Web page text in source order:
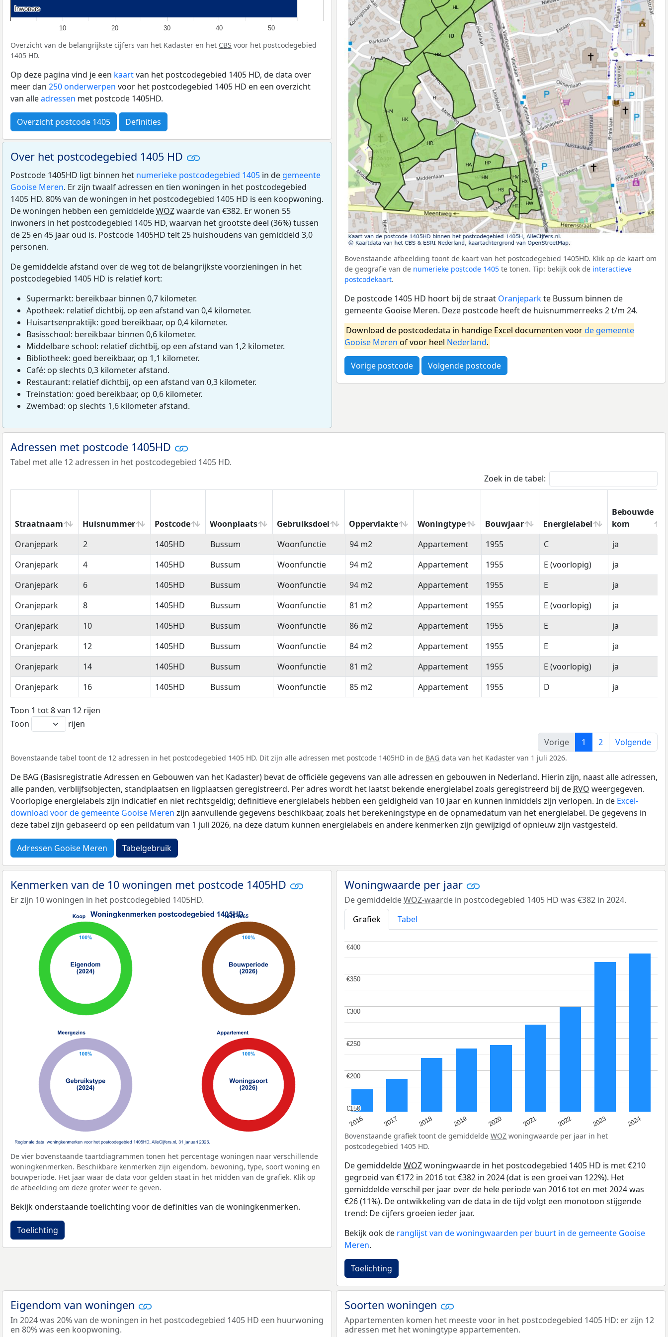
10 20 30 40 50
Inwoners
Inwoners
Overzicht van de belangrijkste cijfers van het Kadaster en het CBS voor het postcodegebied
1405 HD.
Op deze pagina vind je een kaartvan het postcodegebied 1405 HD, de data over
meer dan 250 onderwerpen voor het postcodegebied 1405 HD en een overzicht
van alleadressen met postcode 1405HD.
Overzicht postcode 1405 Definities
Over het postcodegebied 1405 HD
Postcode 1405HD ligt binnen het numerieke postcodegebied 1405 in de gemeente
Gooise Meren. Er zijn twaalf adressen en tien woningen in het postcodegebied
1405 HD. 80% van de woningen in het postcodegebied 1405 HD is een koopwoning.
De woningen hebben een gemiddeldeWOZwaarde van €382. Er wonen 55
inwoners in het postcodegebied 1405 HD, waarvan het grootste deel (36%) tussen
de 25 en 45 jaar oud is. Postcode 1405HD telt 25 huishoudens van gemiddeld 3,0
personen.
De gemiddelde afstand over de weg tot de belangrijkste voorzieningen in het
postcodegebied 1405 HD is relatief kort:
Supermarkt: bereikbaar binnen 0,7 kilometer.
Apotheek: relatief dichtbij, op een afstand van 0,4 kilometer.
Huisartsenpraktijk: goed bereikbaar, op 0,4 kilometer.
Basisschool: bereikbaar binnen 0,6 kilometer.
Middelbare school: relatief dichtbij, op een afstand van 1,2 kilometer.
Bibliotheek: goed bereikbaar, op 1,1 kilometer.
Café: op slechts 0,3 kilometer afstand.
Restaurant: relatief dichtbij, op een afstand van 0,3 kilometer.
Treinstation: goed bereikbaar, op 0,6 kilometer.
Zwembad: op slechts 1,6 kilometer afstand.
Bovenstaande afbeelding toont de kaart van het postcodegebied 1405HD. Klik op de kaart om
de geografie van de numerieke postcode 1405 te tonen. Tip: bekijk ook de interactieve
postcodekaart.
De postcode 1405 HD hoort bij de straat Oranjeparkte Bussum binnen de
gemeente Gooise Meren. Deze postcode heeft de huisnummerreeks 2 t/m 24.
Download de postcodedata in handige Excel documenten voorde gemeente
Gooise Meren of voor heel Nederland.
Vorige postcode Volgende postcode
Adressen met postcode 1405HD
Tabel met alle 12 adressen in het postcodegebied 1405 HD.
Zoek in de tabel:
Straatnaam Huisnummer Postcode Woonplaats Gebruiksdoel Oppervlakte Woningtype Bouwjaar Energielabel
Bebouwde
kom
Straatnaam
Huisnummer Postcode Woonplaats Gebruiksdoel Oppervlakte Woningtype Bouwjaar Energielabel
Bebouwde
kom
Oranjepark 2 1405HD Bussum Woonfunctie 94 m2 Appartement 1955 C
ja
Oranjepark
4 1405HD Bussum Woonfunctie 94 m2 Appartement 1955 E (voorlopig)
ja
Oranjepark
6 1405HD Bussum Woonfunctie 94 m2 Appartement 1955 E
ja
Oranjepark
8 1405HD Bussum Woonfunctie 81 m2 Appartement 1955 E (voorlopig)
ja
Oranjepark
10 1405HD Bussum Woonfunctie 86 m2 Appartement 1955 E
ja
Oranjepark
12 1405HD Bussum Woonfunctie 84 m2 Appartement 1955 E
ja
Oranjepark
14 1405HD Bussum Woonfunctie 81 m2 Appartement 1955 E (voorlopig)
ja
Oranjepark
16 1405HD Bussum Woonfunctie 85 m2 Appartement 1955 D ja
Toon 1 tot 8 van 12 rijen
Toon
rijen
Vorige
1 2 Volgende
Bovenstaande tabel toont de 12 adressen in het postcodegebied 1405 HD. Dit zijn alle adressen met postcode 1405HD in de BAG data van het Kadaster van 1 juli 2026.
De BAG (Basisregistratie Adressen en Gebouwen van het Kadaster) bevat de officiële gegevens van alle adressen en gebouwen in Nederland. Hierin zijn, naast alle adressen,
alle panden, verblijfsobjecten, standplaatsen en ligplaatsen geregistreerd. Per adres wordt het laatst bekende energielabel zoals geregistreerd bij de RVO weergegeven.
Voorlopige energielabels zijn indicatief en niet rechtsgeldig; definitieve energielabels hebben een geldigheid van 10 jaar en kunnen inmiddels zijn verlopen. In de Excel-
download voor de gemeente Gooise Meren zijn aanvullende gegevens beschikbaar, zoals het berekeningstype en de opnamedatum van het energielabel. De gegevens in
deze tabel zijn gebaseerd op een peildatum van 1 juli 2026, na deze datum kunnen energielabels en andere kenmerken zijn gewijzigd of opnieuw zijn vastgesteld.
Adressen Gooise Meren Tabelgebruik
Kenmerken van de 10 woningen met postcode 1405HD
Er zijn 10 woningen in het postcodegebied 1405HD.
De vier bovenstaande taartdiagrammen tonen het percentage woningen naar verschillende
woningkenmerken. Beschikbare kenmerken zijn eigendom, bewoning, type, soort woning en
bouwperiode. Het jaar waar de data voor gelden staat in het midden van de grafiek. Klik op
de afbeelding om deze groter weer te geven.
Bekijk onderstaande toelichting voor de definities van de woningkenmerken.
Toelichting
Woningwaarde per jaar
De gemiddeldeWOZ-waarde in postcodegebied 1405 HD was €382 in 2024.
Grafiek
Tabel
2016 2017 2018 2019 2020 2021 2022 2023 2024
€150
€150
€200
€200
€250
€250
€300
€300
€350
€350
€400
€400
Bovenstaande grafiek toont de gemiddelde WOZ woningwaarde per jaar in het
postcodegebied 1405 HD.
De gemiddeldeWOZwoningwaarde in het postcodegebied 1405 HD is met €210
gegroeid van €172 in 2016 tot €382 in 2024 (dat is een groei van 122%). Het
gemiddelde verschil per jaar over de hele periode van 2016 tot en met 2024 was
€26 (11%). De ontwikkeling van de data in de tijd volgt een monotoon stijgende
trend: De cijfers groeien ieder jaar.
Bekijk ook de ranglijst van de woningwaarden per buurt in de gemeente Gooise
Meren.
Toelichting
Eigendom van woningen
In 2024 was 20% van de woningen in het postcodegebied 1405 HD een huurwoning
en 80% was een koopwoning.
Soorten woningen
Appartementen komen het meeste voor in het postcodegebied 1405 HD: er zijn 12
adressen met het woningtype appartementen.